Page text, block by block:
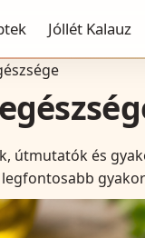
Jóllét Kalauz
útmutatók és